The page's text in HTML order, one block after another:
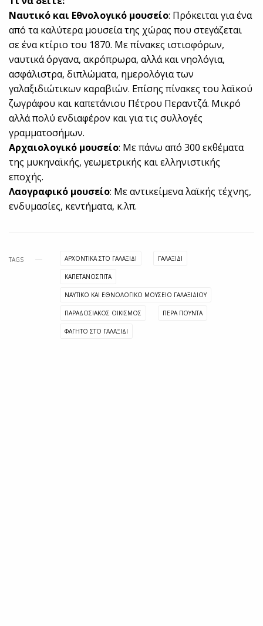
Ναυτικό και Εθνολογικό μουσείο: Πρόκειται για ένα
από τα καλύτερα μουσεία της χώρας που στεγάζεται
σε ένα κτίριο του 1870. Με πίνακες ιστιοφόρων,
ναυτικά όργανα, ακρόπρωρα, αλλά και νηολόγια,
ασφάλιστρα, διπλώματα, ημερολόγια των
γαλαξιδιώτικων καραβιών. Επίσης πίνακες του λαϊκού
ζωγράφου και καπετάνιου Πέτρου Περαντζά. Μικρό
αλλά πολύ ενδιαφέρον και για τις συλλογές
γραμματοσήμων.
Αρχαιολογικό μουσείο: Με πάνω από 300 εκθέματα
της μυκηναϊκής, γεωμετρικής και ελληνιστικής
εποχής.
Λαογραφικό μουσείο: Με αντικείμενα λαϊκής τέχνης,
ενδυμασίες, κεντήματα, κ.λπ.
TAGS ΑΡΧΟΝΤΙΚΆ ΣΤΟ ΓΑΛΑΞΊΔΙ ΓΑΛΑΞΊΔΙ
ΚΑΠΕΤΑΝΌΣΠΙΤΑ
ΝΑΥΤΙΚΌ ΚΑΙ ΕΘΝΟΛΟΓΙΚΌ ΜΟΥΣΕΊΟ ΓΑΛΑΞΙΔΊΟΥ
ΠΑΡΑΔΟΣΙΑΚΌΣ ΟΙΚΙΣΜΌΣ ΠΈΡΑ ΠΟΎΝΤΑ
ΦΑΓΗΤΌ ΣΤΟ ΓΑΛΑΞΊΔΙ